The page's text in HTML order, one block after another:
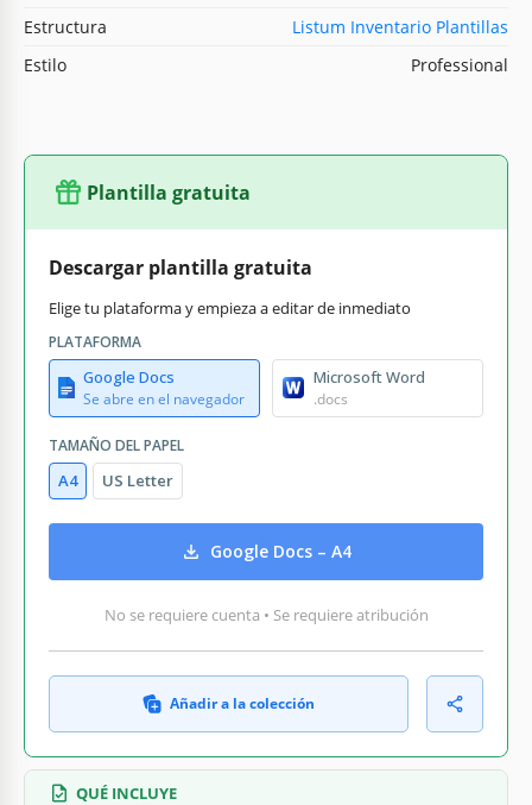
Estructura
Listum Inventario Plantillas
Estilo
Professional
Plantilla gratuita
Descargar plantilla gratuita
Elige tu plataforma y empieza a editar de inmediato
PLATAFORMA
Google Docs
Se abre en el navegador
Microsoft Word
.docs
TAMAÑO DEL PAPEL
A4 US Letter
Google Docs – A4
No se requiere cuenta • Se requiere atribución
Añadir a la colección
QUÉ INCLUYE